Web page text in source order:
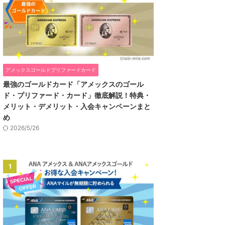
アメックスゴールドプリファードカード
最強のゴールドカード「アメックスのゴール
ド・プリファード・カード」徹底解説！特典・
メリット・デメリット・入会キャンペーンまと
め
2026/5/26
1